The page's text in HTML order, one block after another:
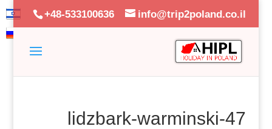
+48-533100636 info@trip2poland.co.il
lidzbark-warminski-47